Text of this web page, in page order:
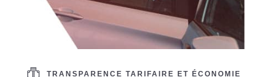
TRANSPARENCE TARIFAIRE ET ÉCONOMIE